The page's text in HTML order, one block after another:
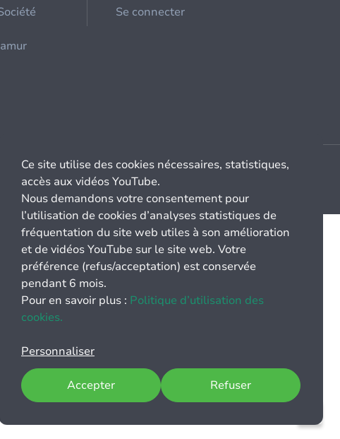
Se connecter
Ce site utilise des cookies nécessaires, statistiques,
accès aux vidéos YouTube.
Nous demandons votre consentement pour
l’utilisation de cookies d’analyses statistiques de
fréquentation du site web utiles à son amélioration
et de vidéos YouTube sur le site web. Votre
préférence (refus/acceptation) est conservée
pendant 6 mois.
Pour en savoir plus : Politique d’utilisation des
cookies.
Personnaliser
Refuser
Accepter